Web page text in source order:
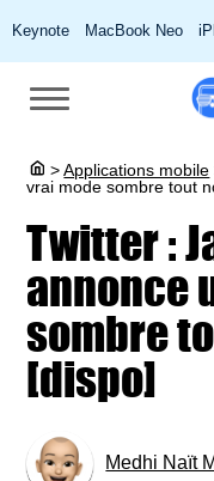
Keynote MacBook Neo
> Applications mobile
vrai mode sombre tout
Twitter :
annonce
sombre
[dispo]
Medhi Naït